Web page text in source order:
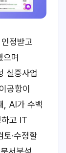
정받고
며
실증사업
공항이
, AI가 수백
하고 IT
·수정할